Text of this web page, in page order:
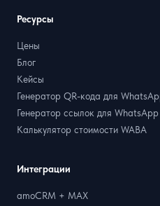
Интеграции
amoCRM + MAX
Ресурсы
Цены
Блог
Кейсы
Генератор QR-кода для
Генератор ссылок для WhatsApp
Калькулятор стоимости WABA